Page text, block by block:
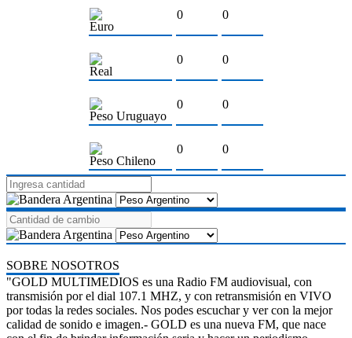
Euro
0 0
Real
0 0
Peso Uruguayo
0 0
Peso Chileno
0 0
SOBRE NOSOTROS
"GOLD MULTIMEDIOS es una Radio FM audiovisual, con
transmisión por el dial 107.1 MHZ, y con retransmisión en VIVO
por todas la redes sociales. Nos podes escuchar y ver con la mejor
calidad de sonido e imagen.- GOLD es una nueva FM, que nace